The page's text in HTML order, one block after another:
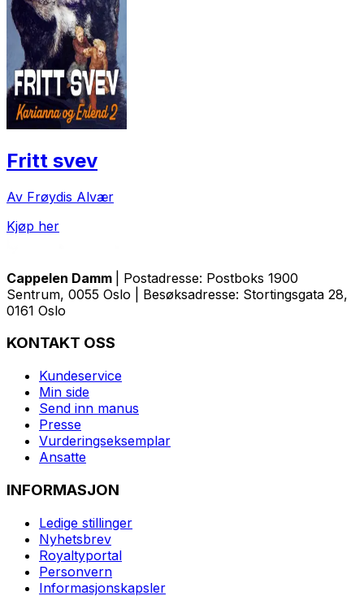
Fritt svev
Av Frøydis Alvær
Kjøp her
Cappelen Damm
| Postadresse: Postboks 1900
Sentrum, 0055 Oslo | Besøksadresse: Stortingsgata 28,
0161 Oslo
KONTAKT OSS
Kundeservice
Min side
Send inn manus
Presse
Vurderingseksemplar
Ansatte
INFORMASJON
Ledige stillinger
Nyhetsbrev
Royaltyportal
Personvern
Informasjonskapsler